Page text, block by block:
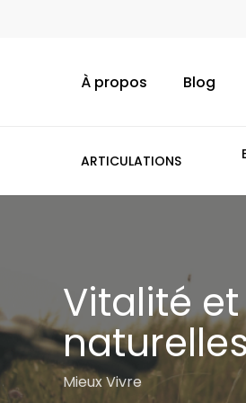
À propos Blog
ARTICULATIONS
Vitalité
Mieux Vivre